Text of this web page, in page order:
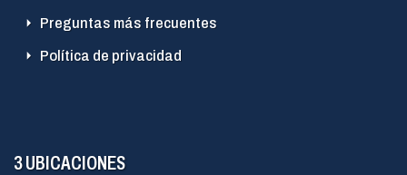
Preguntas más frecuentes
Política de privacidad
3 UBICACIONES